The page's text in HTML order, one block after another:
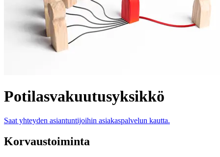
Potilasvakuutusyksikkö
Saat yhteyden asiantuntijoihin asiakaspalvelun kautta.
Korvaustoiminta